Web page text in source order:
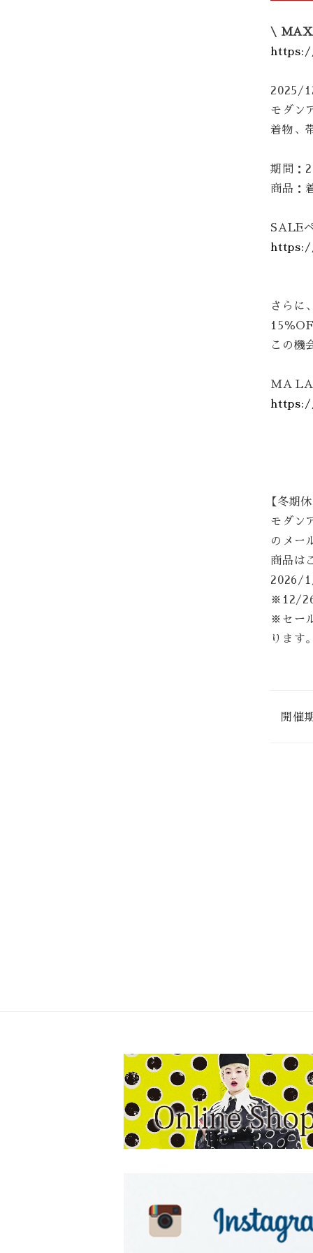
\
2025/
モダン
着物、
期間：
商品：
SALE
さらに
15％
この機
MA
【冬期
モダン
のメー
商品は
2026/
※12/
※セー
ります
開催